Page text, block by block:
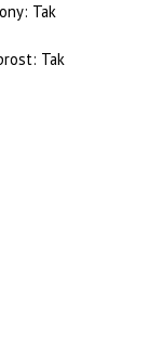
Tak
Tak